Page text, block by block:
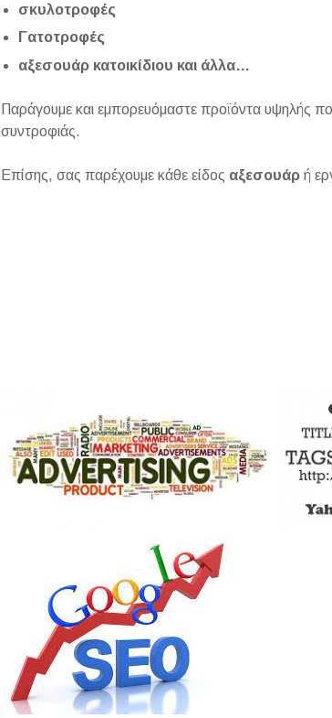
σκυλοτροφές
Γατοτροφές
αξεσουάρ κατοικίδιου και άλλα…
Παράγουμε και εμπορευόμαστε προϊόντα υψηλής
συντροφιάς.
Επίσης, σας παρέχουμε κάθε είδος αξεσουάρ ή